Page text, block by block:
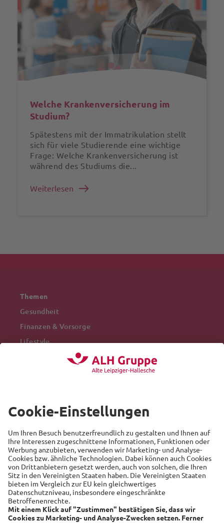
Welche Krankenversicherung im
Studium?
Spätestens mit der Immatrikulation stellt
sich für viele Studierende eine wichtige
Frage: Welche Krankenversicherung ist
während des Studiums die...
Weiterlesen
Themen
Gesundheit
Finanzen & Vorsorge
Lifestyle
Recht
Auto
Sicherheit
Familie
Links
Alte Leipziger
Hallesche